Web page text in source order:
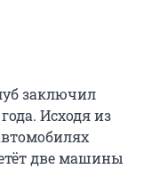
заключил
Исходя из
две машины